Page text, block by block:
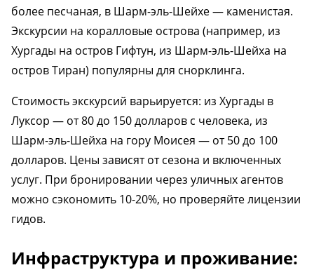
более песчаная, в Шарм-эль-Шейхе — каменистая.
Экскурсии на коралловые острова (например, из
Хургады на остров Гифтун, из Шарм-эль-Шейха на
остров Тиран) популярны для снорклинга.
Стоимость экскурсий варьируется: из Хургады в
Луксор — от 80 до 150 долларов с человека, из
Шарм-эль-Шейха на гору Моисея — от 50 до 100
долларов. Цены зависят от сезона и включенных
услуг. При бронировании через уличных агентов
можно сэкономить 10-20%, но проверяйте лицензии
гидов.
Инфраструктура и проживание: